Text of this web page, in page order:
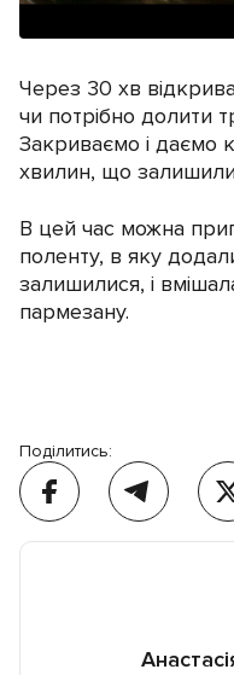
Через 30 хв
чи потрібно долити
Закриваємо і даємо
хвилин, що
В цей час можна
поленту, в яку
залишилися, і
пармезану.
Поділитись: